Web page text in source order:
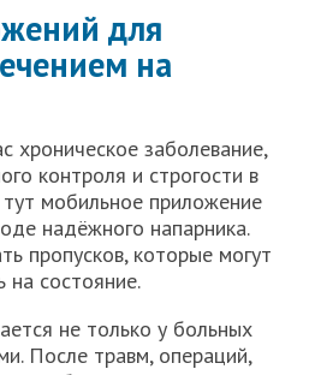
для
на
хроническое заболевание,
контроля и строгости в
мобильное приложение
надёжного напарника.
пропусков, которые могут
на состояние.
не только у больных
После травм, операций,